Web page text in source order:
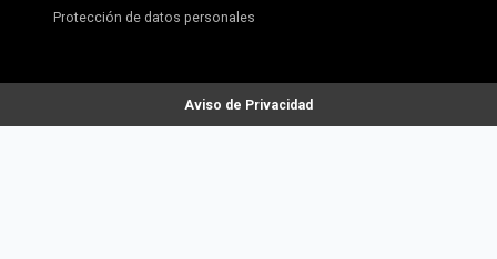
Protección de datos personales
Aviso de Privacidad